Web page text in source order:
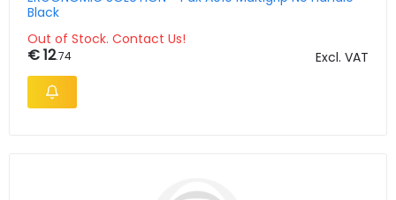
Black
Out of Stock. Contact Us!
€ 12.74 Excl. VAT